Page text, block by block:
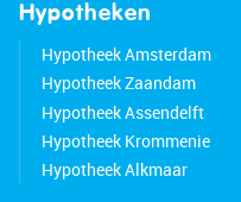
terrace is covered, so
the yard, you can
Parking:
There is parking
Hypotheken
Hypotheek Amsterdam
Hypotheek Zaandam
Hypotheek Assendelft
Hypotheek Krommenie
Hypotheek Alkmaar